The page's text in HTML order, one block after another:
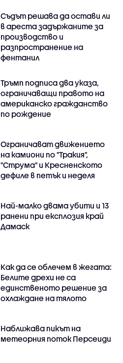
Съдът решава да остави ли
в ареста задържаните за
производство и
разпространение на
фентанил
Тръмп подписа два указа,
ограничаващи правото на
американско гражданство
по рождение
Ограничават движението
на камиони по "Тракия",
"Струма" и Кресненското
дефиле в петък и неделя
Най-малко двама убити и 13
ранени при експлозия край
Дамаск
Как да се облечем в жегата:
Белите дрехи не са
единственото решение за
охлаждане на тялото
Наближава пикът на
метеорния поток Персеиди